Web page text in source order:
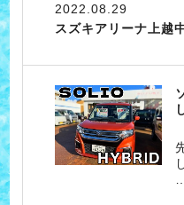
2022.08.29
スズキアリーナ上越